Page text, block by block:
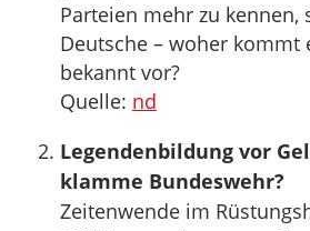
Parteien mehr zu
Deutsche – woher kommt
bekannt vor?
Quelle: nd
Legendenbildung vor
klamme Bundeswehr?
Zeitenwende im